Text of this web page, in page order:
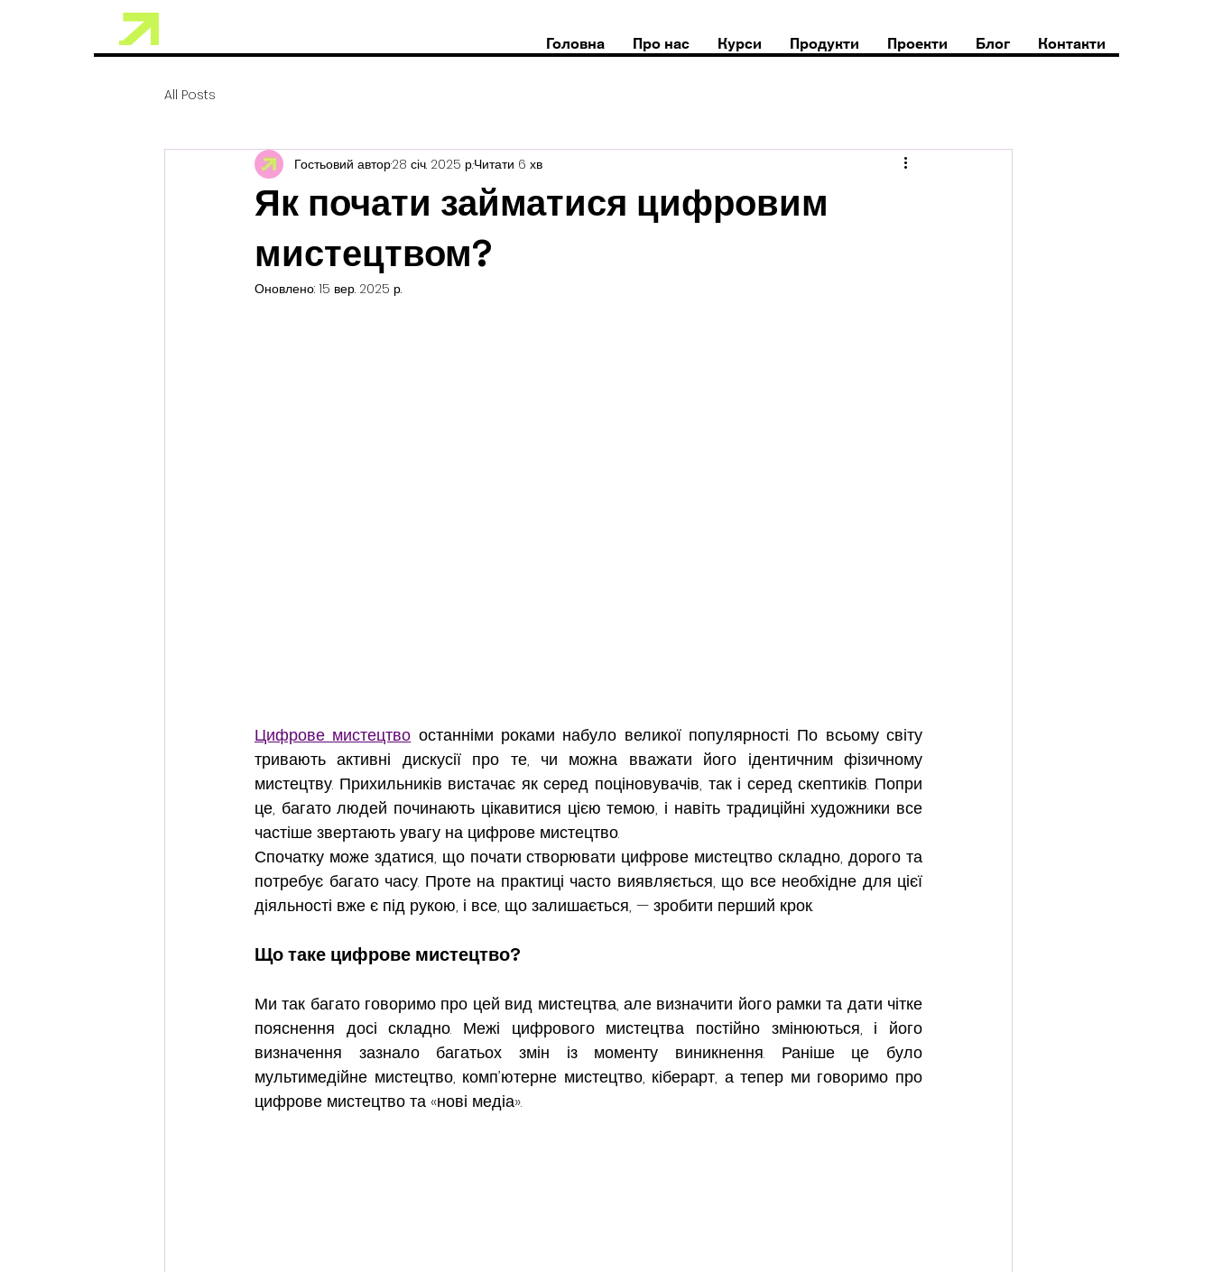
Головна Про нас Курси Продукти Проекти Блог Контакти
All Posts
Як почати займатися цифровим
мистецтвом?
Гостьовий автор28 січ. 2025 р.Читати 6 хв
Оновлено: 15 вер. 2025 р.
Цифрове мистецтво останніми роками набуло великої популярності. По всьому світу
тривають активні дискусії про те, чи можна вважати його ідентичним фізичному
мистецтву. Прихильників вистачає як серед поціновувачів, так і серед скептиків. Попри
це, багато людей починають цікавитися цією темою, і навіть традиційні художники все
частіше звертають увагу на цифрове мистецтво.
Спочатку може здатися, що почати створювати цифрове мистецтво складно, дорого та
потребує багато часу. Проте на практиці часто виявляється, що все необхідне для цієї
діяльності вже є під рукою, і все, що залишається, — зробити перший крок.
Що таке цифрове мистецтво?
Ми так багато говоримо про цей вид мистецтва, але визначити його рамки та дати чітке
пояснення досі складно. Межі цифрового мистецтва постійно змінюються, і його
визначення зазнало багатьох змін із моменту виникнення. Раніше це було
мультимедійне мистецтво, комп’ютерне мистецтво, кіберарт, а тепер ми говоримо про
цифрове мистецтво та «нові медіа».